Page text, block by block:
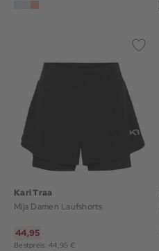
Kari Traa
Mija Damen Laufshorts
44,95
Bestpreis: 44,95 €